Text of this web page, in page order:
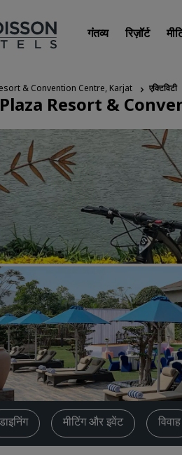
गंतव्य रिज़ॉर्ट
& Convention Centre, Karjat एक्टिविटी
Resort &
मीटिंग और इवेंट विवाह